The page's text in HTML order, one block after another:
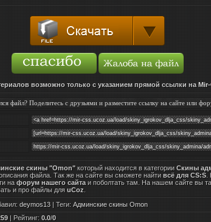
возможно только с указанием прямой ссылки на
файл? Поделитесь с друзьями и разместите ссылку на сайте или
скины "Omon"который находится в категории Скины
файла. Так же на сайте вы сможете найтивсё для CS:S.
на форум нашего сайтаи поболтать там. На нашем сайте вы
и про файлы для uCoz.
: deymos13| Теги: Админские скины Omon
| Рейтинг: 0.0/0